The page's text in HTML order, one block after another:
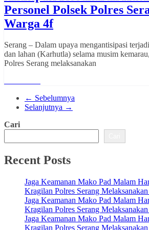
Personel Polsek Polres
Warga 4f
Serang – Dalam upaya mengantisipasi
dan lahan (Karhutla) selama musim
Polres Serang melaksanakan
← Sebelumnya
Selanjutnya →
Cari
Recent Posts
Jaga Keamanan Mako Pad Malam
Kragilan Polres Serang
Jaga Keamanan Mako Pad Malam
Kragilan Polres Serang
Jaga Keamanan Mako Pad Malam
Kragilan Polres Serang